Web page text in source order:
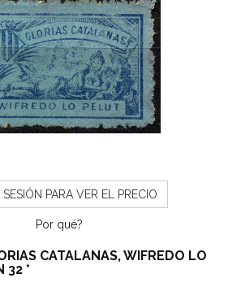
SESIÓN PARA VER EL PRECIO
Por qué?
CATALANAS, WIFREDO LO
32 *